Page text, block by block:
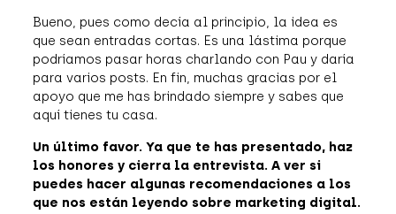
Bueno, pues como decía al principio, la idea es
que sean entradas cortas. Es una lástima porque
podríamos pasar horas charlando con Pau y daría
para varios posts. En fin, muchas gracias por el
apoyo que me has brindado siempre y sabes que
aquí tienes tu casa.
Un último favor. Ya que te has presentado, haz
los honores y cierra la entrevista. A ver si
puedes hacer algunas recomendaciones a los
que nos están leyendo sobre marketing digital.